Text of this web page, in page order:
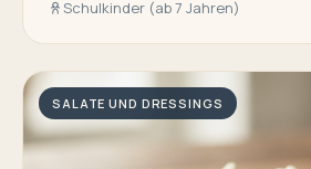
Schulkinder (ab 7 Jahren)
SALATE UND DRESSINGS